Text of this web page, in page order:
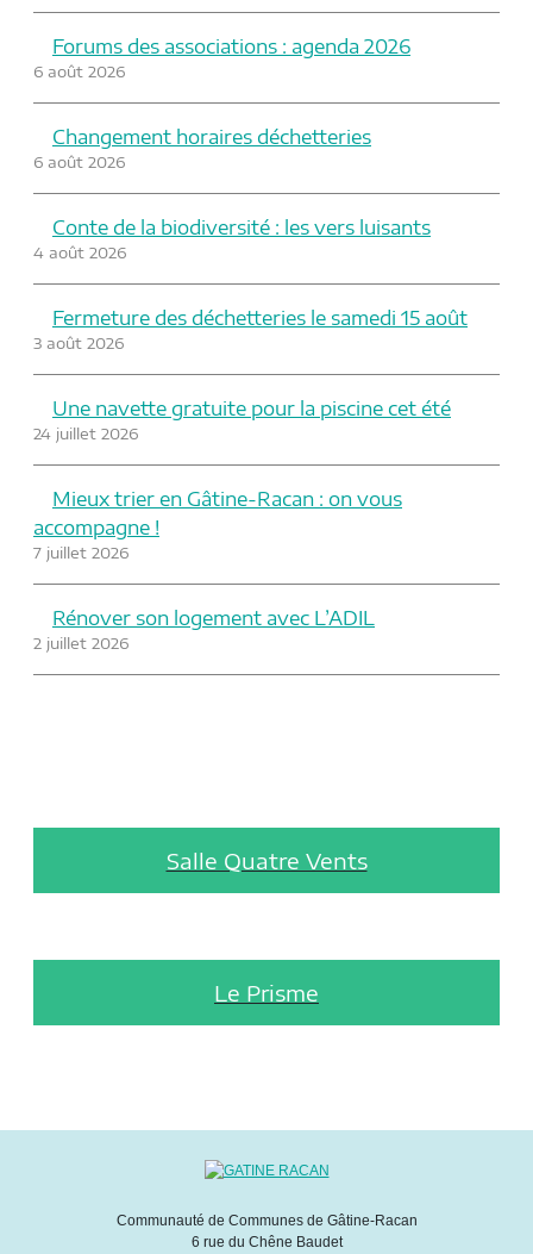
Forums des associations : agenda 2026
6 août 2026
Changement horaires déchetteries
6 août 2026
Conte de la biodiversité : les vers luisants
4 août 2026
Fermeture des déchetteries le samedi 15 août
3 août 2026
Une navette gratuite pour la piscine cet été
24 juillet 2026
Mieux trier en Gâtine-Racan : on vous
accompagne !
7 juillet 2026
Rénover son logement avec L’ADIL
2 juillet 2026
Salle Quatre Vents
Le Prisme
Communauté de Communes de Gâtine-Racan
6 rue du Chêne Baudet